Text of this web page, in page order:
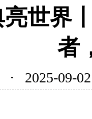
亮世界
者
· 2025-09-